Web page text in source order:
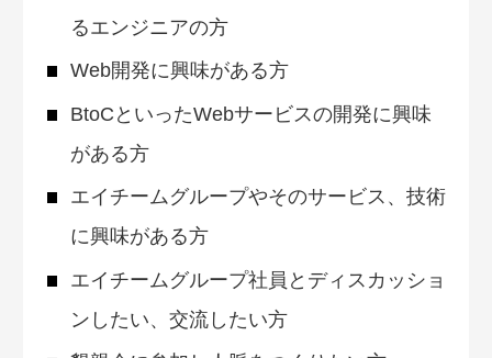
るエンジニアの方
Web開発に興味がある方
BtoCといったWebサービスの開発に興味
がある方
エイチームグループやそのサービス、技術
に興味がある方
エイチームグループ社員とディスカッショ
ンしたい、交流したい方